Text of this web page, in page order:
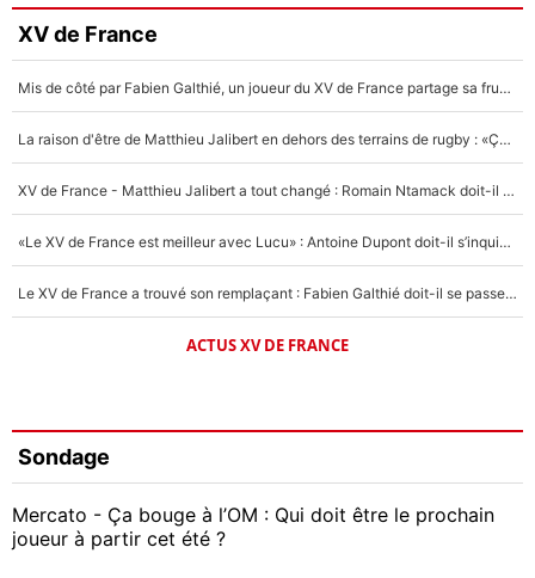
XV de France
Mis de côté par Fabien Galthié, un joueur du XV de France partage sa frustration : «ils ne me l’ont pas dit tout de suite»
La raison d'être de Matthieu Jalibert en dehors des terrains de rugby : «Ça m'atteint autant que si tu touches à un membre de ma famille»
XV de France - Matthieu Jalibert a tout changé : Romain Ntamack doit-il s’inquiéter pour sa place à un an de la Coupe du monde ?
«Le XV de France est meilleur avec Lucu» : Antoine Dupont doit-il s’inquiéter pour sa place ?
Le XV de France a trouvé son remplaçant : Fabien Galthié doit-il se passer d'Antoine Dupont ?
ACTUS XV DE FRANCE
Sondage
Mercato - Ça bouge à l’OM : Qui doit être le prochain
joueur à partir cet été ?